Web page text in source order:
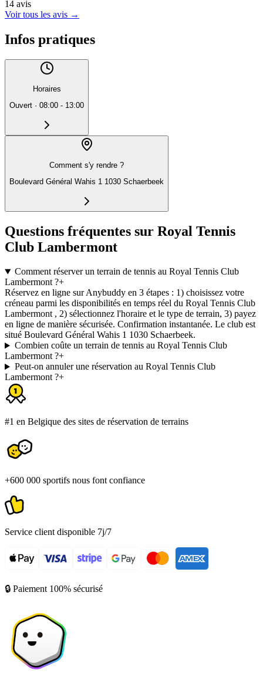
14 avis
Voir tous les avis →
Infos pratiques
Horaires
Ouvert · 08:00 - 13:00
Comment s'y rendre ?
Boulevard Général Wahis 1 1030 Schaerbeek
Questions fréquentes sur Royal Tennis
Club Lambermont
Comment réserver un terrain de tennis au Royal Tennis Club
Lambermont ?+
Réservez en ligne sur Anybuddy en 3 étapes : 1) choisissez votre
créneau parmi les disponibilités en temps réel du Royal Tennis Club
Lambermont , 2) sélectionnez l'horaire et le type de terrain, 3) payez
en ligne de manière sécurisée. Confirmation instantanée. Le club est
situé Boulevard Général Wahis 1 1030 Schaerbeek.
Combien coûte un terrain de tennis au Royal Tennis Club
Lambermont ?+
Peut-on annuler une réservation au Royal Tennis Club
Lambermont ?+
#1 en Belgique des sites de réservation de terrains
+600 000 sportifs nous font confiance
Service client disponible 7j/7
🔒 Paiement 100% sécurisé